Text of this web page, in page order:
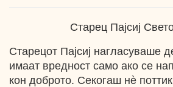
Старец Пајсиј
Старецот Пајсиј нагласуваше
имаат вредност само ако се
кон доброто. Секогаш нѐ